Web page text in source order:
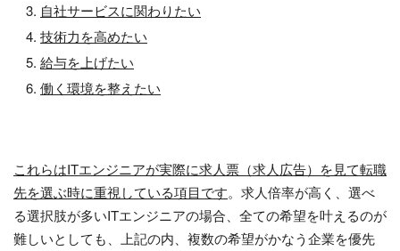
自社サービスに関わりたい
技術力を高めたい
給与を上げたい
働く環境を整えたい
これらはITエンジニアが実際に求人票（求人広告）を見て転職
先を選ぶ時に重視している項目です。求人倍率が高く、選べ
る選択肢が多いITエンジニアの場合、全ての希望を叶えるのが
難しいとしても、上記の内、複数の希望がかなう企業を優先